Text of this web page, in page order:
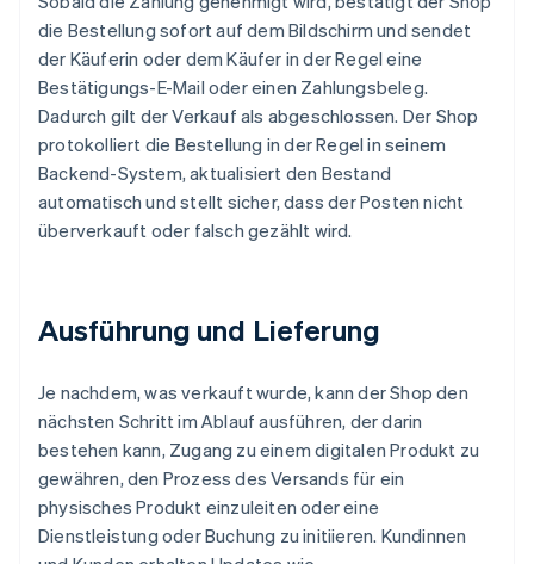
die Bestellung sofort auf dem Bildschirm und sendet
der Käuferin oder dem Käufer in der Regel eine
Bestätigungs-E-Mail oder einen Zahlungsbeleg.
Dadurch gilt der Verkauf als abgeschlossen. Der Shop
protokolliert die Bestellung in der Regel in seinem
Backend-System, aktualisiert den Bestand
automatisch und stellt sicher, dass der Posten nicht
überverkauft oder falsch gezählt wird.
Ausführung und Lieferung
Je nachdem, was verkauft wurde, kann der Shop den
nächsten Schritt im Ablauf ausführen, der darin
bestehen kann, Zugang zu einem digitalen Produkt zu
gewähren, den Prozess des Versands für ein
physisches Produkt einzuleiten oder eine
Dienstleistung oder Buchung zu initiieren. Kundinnen